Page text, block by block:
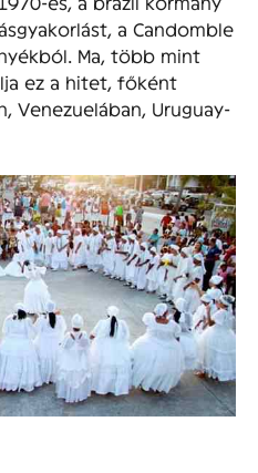
a Candomble
Ma, több mint
ez a hitet, főként
Venezuelában, Uruguay-